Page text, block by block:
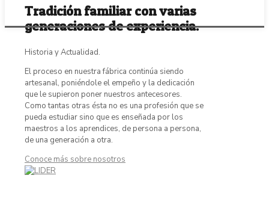
Tradición familiar con varias
generaciones de experiencia.
Historia y Actualidad.
El proceso en nuestra fábrica continúa siendo
artesanal, poniéndole el empeño y la dedicación
que le supieron poner nuestros antecesores.
Como tantas otras ésta no es una profesión que se
pueda estudiar sino que es enseñada por los
maestros a los aprendices, de persona a persona,
de una generación a otra.
Conoce más sobre nosotros